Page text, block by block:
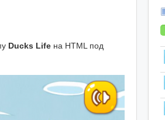
Ducks Life на HTML под